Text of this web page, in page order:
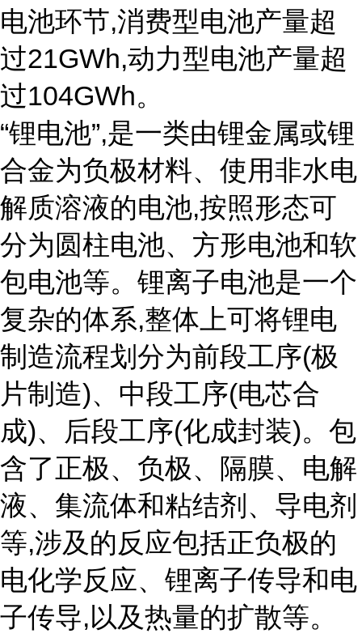
电池环节,消费型电池产量超
过21GWh,动力型电池产量超
过104GWh。
“锂电池”,是一类由锂金属或锂
合金为负极材料、使用非水电
解质溶液的电池,按照形态可
分为圆柱电池、方形电池和软
包电池等。锂离子电池是一个
复杂的体系,整体上可将锂电
制造流程划分为前段工序(极
片制造)、中段工序(电芯合
成)、后段工序(化成封装)。包
含了正极、负极、隔膜、电解
液、集流体和粘结剂、导电剂
等,涉及的反应包括正负极的
电化学反应、锂离子传导和电
子传导,以及热量的扩散等。